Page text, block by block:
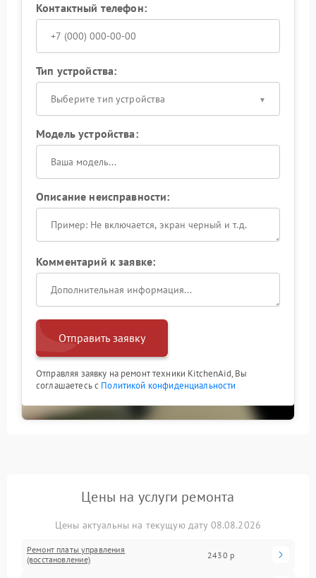
Контактный телефон:
Тип устройства:
Выберите тип устройства
Модель устройства:
Описание неисправности:
Комментарий к заявке:
Отправить заявку
Отправляя заявку на ремонт техники KitchenAid, Вы
соглашаетесь с Политикой конфиденциальности
Цены на услуги ремонта
Цены актуальны на текущую дату 08.08.2026
Ремонт платы управления
(восстановление)
2430 р